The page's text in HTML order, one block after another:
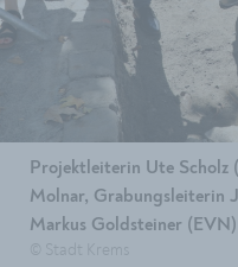
Projektleiterin Ute Scholz
Molnar, Grabungsleiterin
Markus Goldsteiner